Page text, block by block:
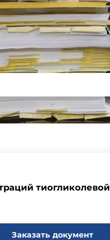
тиогликолевой
Заказать документ